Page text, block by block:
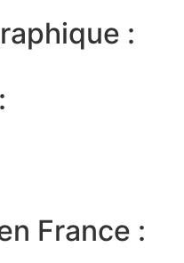
:
France :